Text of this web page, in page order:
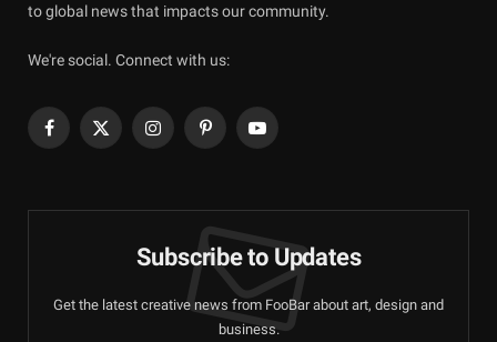
to global news that impacts our community.
We're social. Connect with us:
Facebook
X
InstagramPinterestYouTube
Subscribe to Updates
Get the latest creative news from FooBar about art, design and
business.